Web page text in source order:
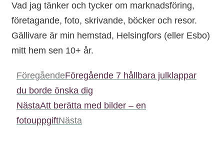
Vad jag tänker och tycker om marknadsföring,
företagande, foto, skrivande, böcker och resor.
Gällivare är min hemstad, Helsingfors (eller Esbo)
mitt hem sen 10+ år.
FöregåendeFöregående 7 hållbara julklappar
du borde önska dig
NästaAtt berätta med bilder – en
fotouppgiftNästa